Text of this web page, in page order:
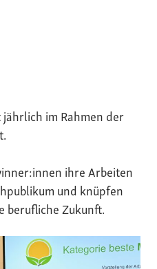
im Rahmen der
ihre Arbeiten
und knüpfen
berufliche Zukunft.